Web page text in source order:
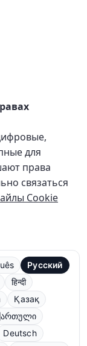
для
права
связаться
Cookie
Русский
हिन्दी
Қазақ
Deutsch